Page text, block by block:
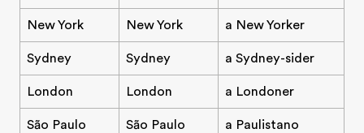
New York New York a New Yorker
Sydney Sydney a Sydney-sider
London London a Londoner
São Paulo São Paulo a Paulistano